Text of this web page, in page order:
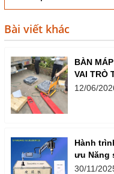
Bài viết khác
BÀN
VAI TRÒ
12/06/
Hành
ưu Năng
Cần Điện
30/11/